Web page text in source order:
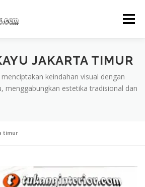
Menu
JAKARTA TIMUR
keindahan visual dengan
menggabungkan estetika tradisional dan
timur